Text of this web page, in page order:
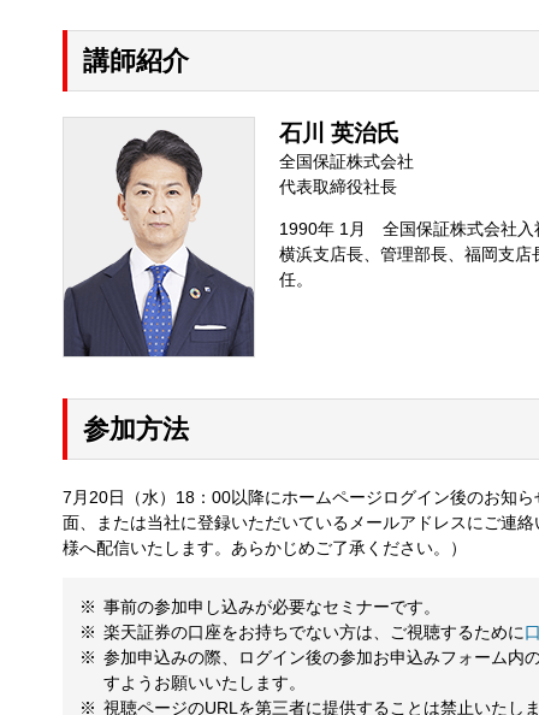
講師紹介
石川 英治氏
全国保証株式会社
代表取締役社長
1990年 1月 全国保証株式会社入
横浜支店長、管理部長、福岡支
任。
参加方法
7月20日（水）18：00以降にホームページログイン後のお知
面、または当社に登録いただいているメールアドレスにご連
様へ配信いたします。あらかじめご了承ください。）
事前の参加申し込みが必要なセミナーです。
楽天証券の口座をお持ちでない方は、ご視聴するために
参加申込みの際、ログイン後の参加お申込みフォーム内
すようお願いいたします。
視聴ページのURLを第三者に提供することは禁止いたし